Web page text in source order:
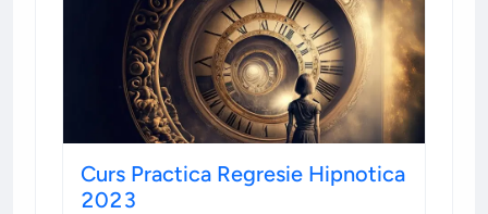
Curs Practica Regresie Hipnotica
2023